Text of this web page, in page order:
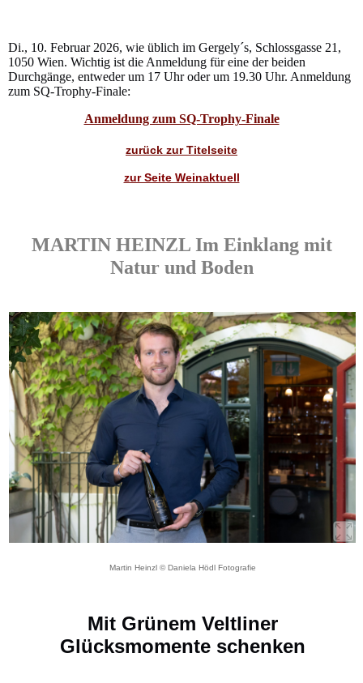
Di., 10. Februar 2026, wie üblich im Gergely´s, Schlossgasse 21,
1050 Wien. Wichtig ist die Anmeldung für eine der beiden
Durchgänge, entweder um 17 Uhr oder um 19.30 Uhr. Anmeldung
zum SQ-Trophy-Finale:
Anmeldung zum SQ-Trophy-Finale
zurück zur Titelseite
zur Seite Weinaktuell
MARTIN HEINZL Im Einklang mit
Natur und Boden
Martin Heinzl © Daniela Hödl Fotografie
Mit Grünem Veltliner
Glücksmomente schenken